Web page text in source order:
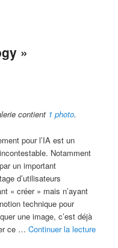
»
contient 1 photo.
pour l’IA est un
Notamment
un important
d’utilisateurs
« créer » mais n’ayant
technique pour
une image, c’est déjà
ce …Continuer la lecture